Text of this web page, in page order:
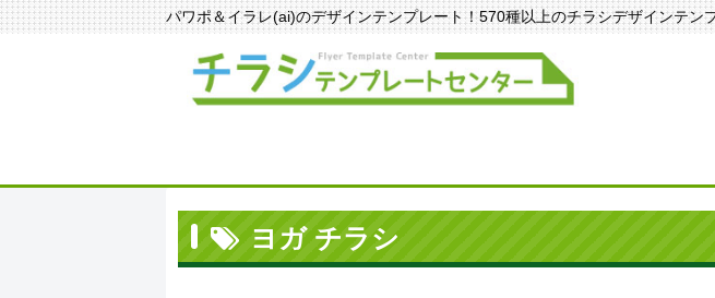
パワポ＆イラレ(ai)のデザインテンプレート！570種以上のチラシデザインテ
ヨガ チラシ